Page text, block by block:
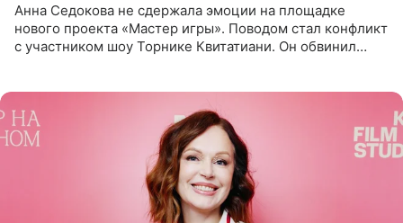
Анна Седокова не сдержала эмоции на площадке
нового проекта «Мастер игры». Поводом стал конфликт
с участником шоу Торнике Квитатиани. Он обвинил